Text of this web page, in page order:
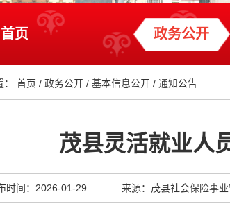
首页 政务公开
： 首页 / 政务公开 / 基本信息公开 / 通知公告
茂县灵活就业人
时间：2026-01-29 来源：茂县社会保险事